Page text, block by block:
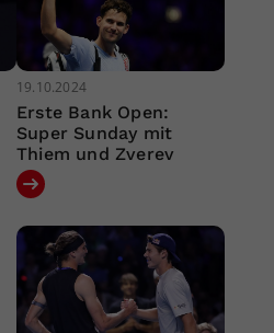
19.10.2024
Erste Bank Open:
Super Sunday mit
Thiem und Zverev